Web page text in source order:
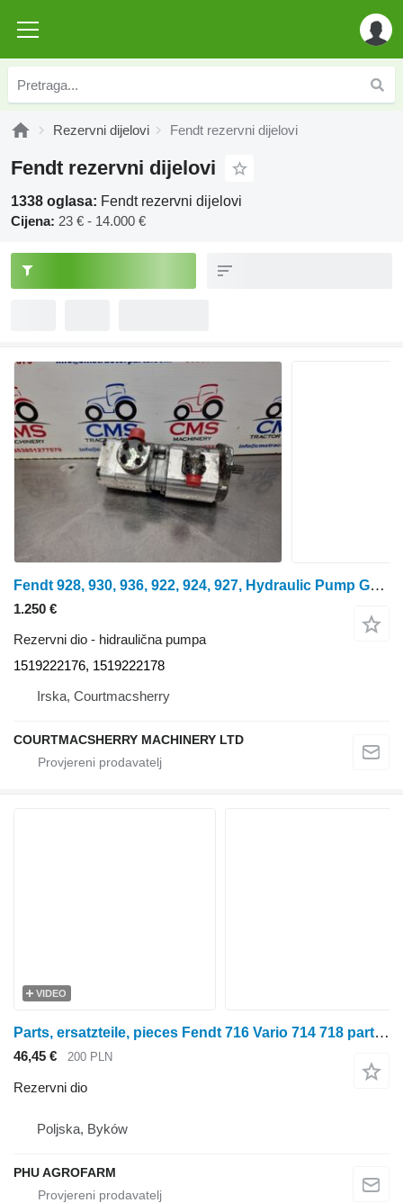
Rezervni dijelovi Fendt rezervni dijelovi
Fendt rezervni dijelovi
1338 oglasa: Fendt rezervni dijelovi
Cijena: 23 € - 14.000 €
Fendt 928, 930, 936, 922, 924, 927, Hydraulic Pump G931941101010, 1519 1519222176 hidraulična pumpa za 928 traktora na kotačima
1.250 €
Rezervni dio - hidraulična pumpa
1519222176, 1519222178
Irska, Courtmacsherry
COURTMACSHERRY MACHINERY LTD
VIDEO
Parts, ersatzteile, pieces Fendt 716 Vario 714 718 parts, ersatzteile, pieces za Fendt Vario 714 716 718 traktora na kotačima
46,45 € 200 PLN
Rezervni dio
Poljska, Byków
PHU AGROFARM